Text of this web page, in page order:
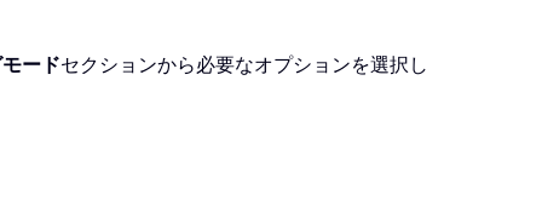
ードセクションから必要なオプションを選択し